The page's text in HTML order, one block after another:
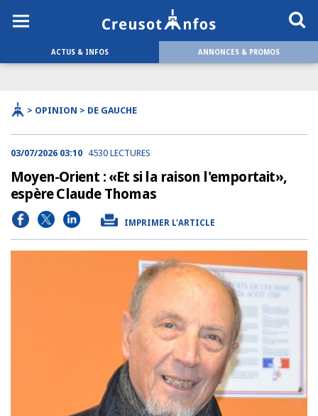
ACTUS & INFOS ANNONCES & PROMOS
> OPINION > DE GAUCHE
03/07/2026 03:10 4530 LECTURES
Moyen-Orient : «Et si la raison l'emportait»,
espère Claude Thomas
IMPRIMER L'ARTICLE